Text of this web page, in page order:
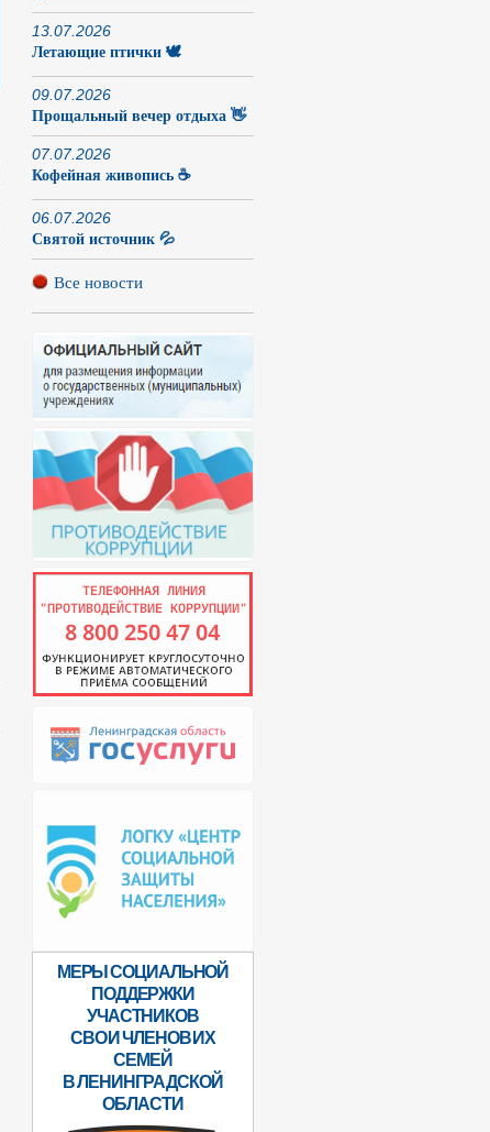
13.07.2026
Летающие птички 🕊️
09.07.2026
Прощальный вечер отдыха 👋
07.07.2026
Кофейная живопись ☕
06.07.2026
Святой источник 💦
Все новости
МЕРЫ СОЦИАЛЬНОЙ
ПОДДЕРЖКИ
УЧАСТНИКОВ
СВО И ЧЛЕНОВ ИХ
СЕМЕЙ
В ЛЕНИНГРАДСКОЙ
ОБЛАСТИ